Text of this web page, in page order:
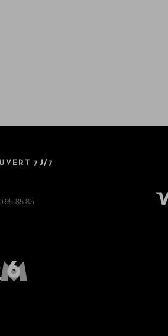
7J/7
95 85 85